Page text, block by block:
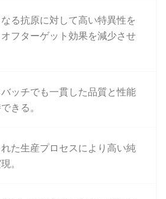
る抗原に対して高い特異性を
フターゲット効果を減少させ
ッチでも一貫した品質と性能
きる。
た生産プロセスにより高い純
。